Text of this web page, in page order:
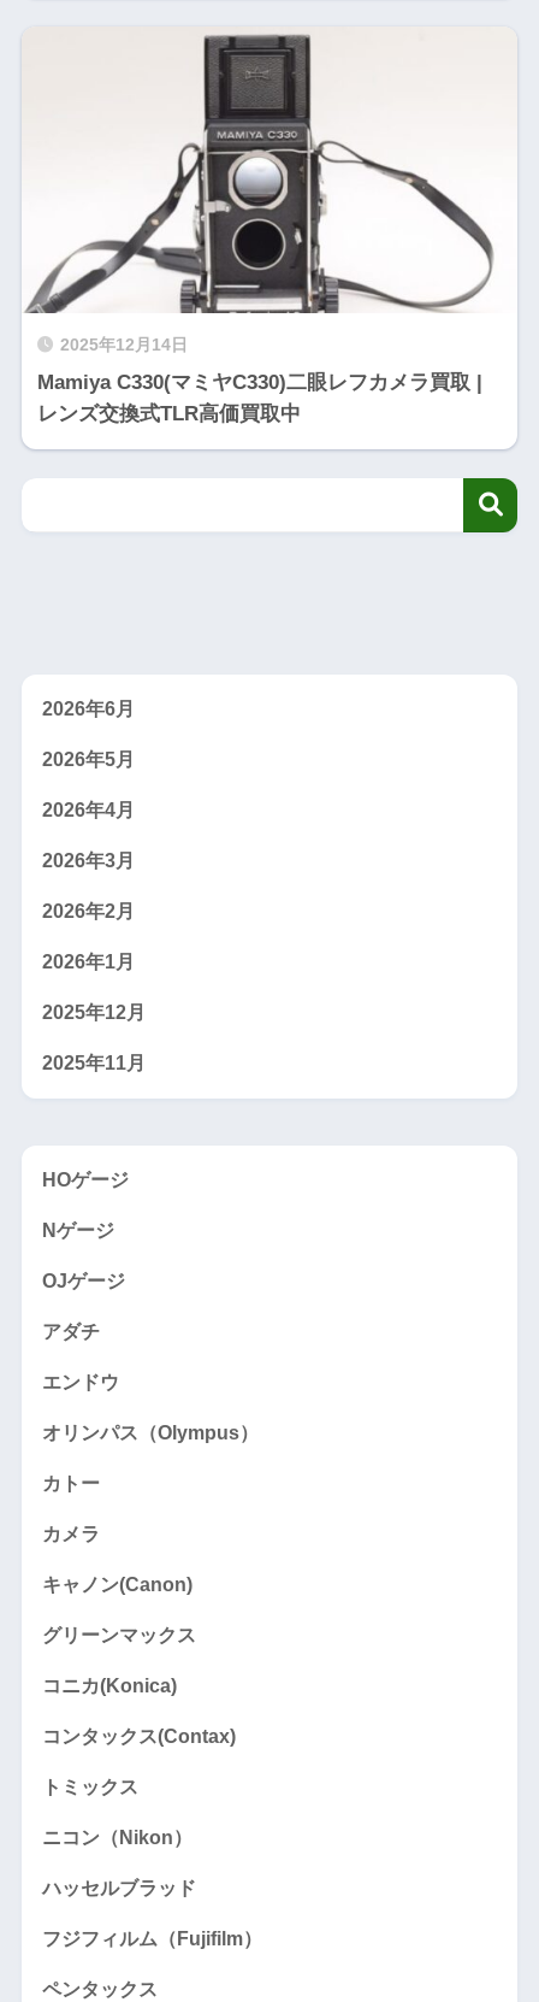
2025年12月14日
Mamiya C330(マミヤC330)二眼レフカメラ買取 |
レンズ交換式TLR高価買取中
2026年6月
2026年5月
2026年4月
2026年3月
2026年2月
2026年1月
2025年12月
2025年11月
HOゲージ
Nゲージ
OJゲージ
アダチ
エンドウ
オリンパス（Olympus）
カトー
カメラ
キャノン(Canon)
グリーンマックス
コニカ(Konica)
コンタックス(Contax)
トミックス
ニコン（Nikon）
ハッセルブラッド
フジフィルム（Fujifilm）
ペンタックス